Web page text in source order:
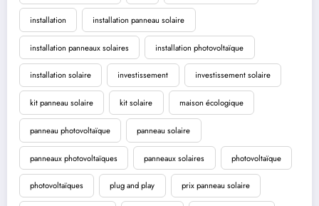
installation installation panneau solaire
installation panneaux solaires installation photovoltaïque
installation solaire investissement investissement solaire
kit panneau solaire kit solaire maison écologique
panneau photovoltaïque panneau solaire
panneaux photovoltaïques panneaux solaires photovoltaïque
photovoltaïques plug and play prix panneau solaire